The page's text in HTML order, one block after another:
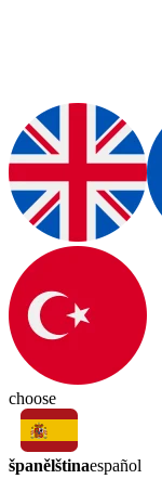
choose
španělštinaespañol